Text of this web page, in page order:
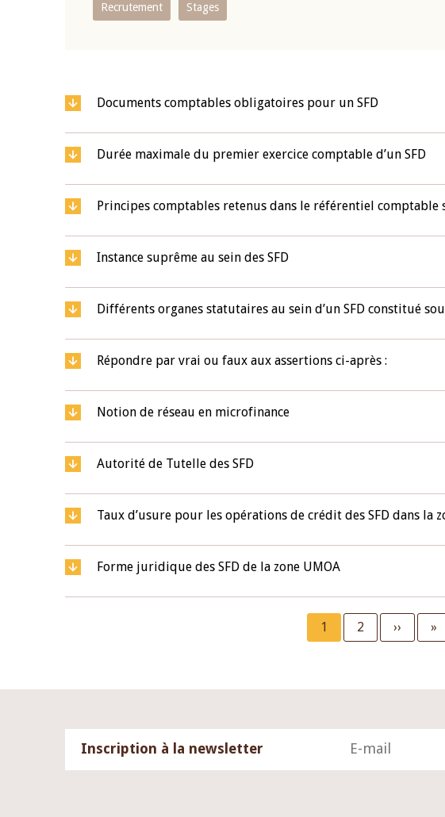
Recrutement Stages
Documents comptables obligatoires pour un SFD
Durée maximale du premier exercice comptable d’un SFD
Principes comptables retenus dans le référentiel comptable
Instance suprême au sein des SFD
Différents organes statutaires au sein d’un SFD constitué
Répondre par vrai ou faux aux assertions ci-après :
Notion de réseau en microfinance
Autorité de Tutelle des SFD
Taux d’usure pour les opérations de crédit des SFD dans la
Forme juridique des SFD de la zone UMOA
Current
page
1 Page
2
Next
page
›› »
d'ouverture du Comité de
2026, prononcée par son Président
Jean-Claude Kassi BROU
Mot introductif du Gouverneur
de présentation du rapport
de la BCEAO
Inscription à la newsletter